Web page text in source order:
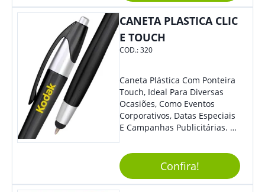
CANETA PLASTICA CLIC
E TOUCH
COD.:320
Caneta Plástica Com Ponteira
Touch, Ideal Para Diversas
Ocasiões, Como Eventos
Corporativos, Datas Especiais
E Campanhas Publicitárias. O
Impressionar. O Acionamento
Da Função Esferográfica É
Feito Por Clic.
Confira!